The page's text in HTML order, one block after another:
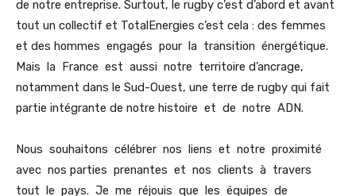
de notre entreprise. Surtout, le rugby c’est d’abord et avant
tout un collectif et TotalEnergies c’est cela : des femmes
et des hommes engagés pour la transition énergétique.
Mais la France est aussi notre territoire d’ancrage,
notamment dans le Sud-Ouest, une terre de rugby qui fait
partie intégrante de notre histoire et de notre ADN.
Nous souhaitons célébrer nos liens et notre proximité
avec nos parties prenantes et nos clients à travers
tout le pays. Je me réjouis que les équipes de